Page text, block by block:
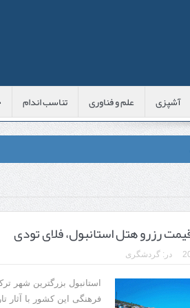
آشپزی علم و فناوری تناسب اندام
با شبه‌ لیزر در مشهد
این موارد را بررسی کنید
است؟
رزرو هتل استانبول، فلای تودی
در: گردشگری
استانبول بزرگترین شهر
فرهنگی این کشور با آثار